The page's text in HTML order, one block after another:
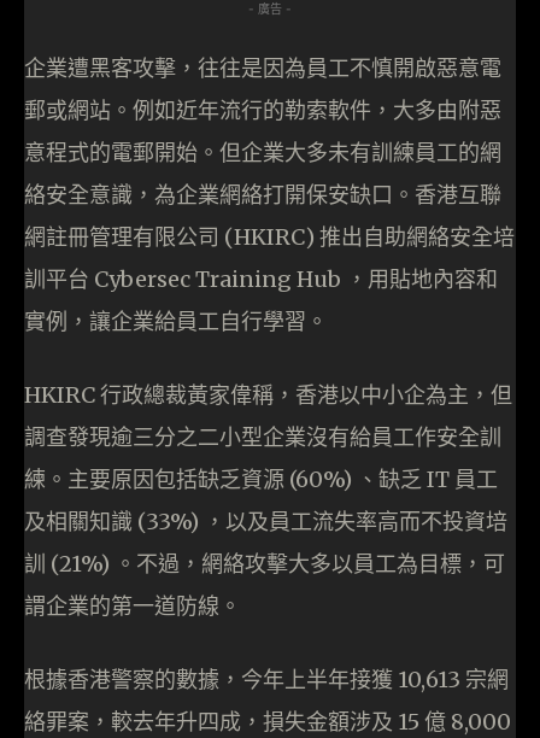
- 廣告 -
企業遭黑客攻擊，往往是因為員工不慎開啟惡意電
郵或網站。例如近年流行的勒索軟件，大多由附惡
意程式的電郵開始。但企業大多未有訓練員工的網
絡安全意識，為企業網絡打開保安缺口。香港互聯
網註冊管理有限公司 (HKIRC) 推出自助網絡安全培
訓平台 Cybersec Training Hub ，用貼地內容和
實例，讓企業給員工自行學習。
HKIRC 行政總裁黃家偉稱，香港以中小企為主，但
調查發現逾三分之二小型企業沒有給員工作安全訓
練。主要原因包括缺乏資源 (60%) 、缺乏 IT 員工
及相關知識 (33%) ，以及員工流失率高而不投資培
訓 (21%) 。不過，網絡攻擊大多以員工為目標，可
謂企業的第一道防線。
根據香港警察的數據，今年上半年接獲 10,613 宗網
絡罪案，較去年升四成，損失金額涉及 15 億 8,000